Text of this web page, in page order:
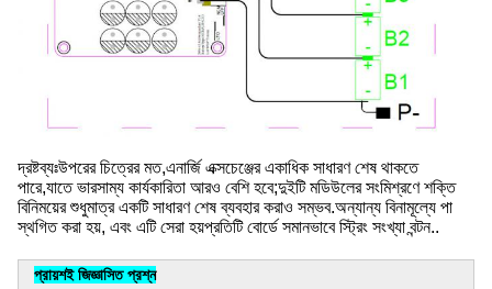
দ্রষ্টব্যঃউপরের চিত্রের মত,এনার্জি এক্সচেঞ্জের একাধিক সাধারণ শেষ থাকতে
পারে,যাতে ভারসাম্য কার্যকারিতা আরও বেশি হবে;দুইটি মডিউলের সংমিশ্রণে শক্তি
বিনিময়ের শুধুমাত্র একটি সাধারণ শেষ ব্যবহার করাও সম্ভব.অন্যান্য বিনামূল্যে পা
স্থগিত করা হয়, এবং এটি সেরা হয়প্রতিটি বোর্ডে সমানভাবে স্ট্রিং সংখ্যা বন্টন..
প্রায়শই জিজ্ঞাসিত প্রশ্ন